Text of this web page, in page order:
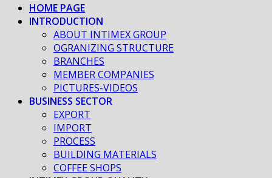
HOME PAGE
INTRODUCTION
ABOUT INTIMEX GROUP
OGRANIZING STRUCTURE
BRANCHES
MEMBER COMPANIES
PICTURES-VIDEOS
BUSINESS SECTOR
EXPORT
IMPORT
PROCESS
BUILDING MATERIALS
COFFEE SHOPS